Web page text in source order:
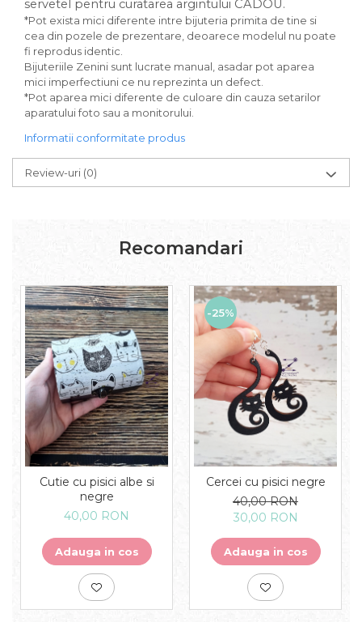
servetel pentru curatarea argintului CADOU.
*Pot exista mici diferente intre bijuteria primita de tine si
cea din pozele de prezentare, deoarece modelul nu poate
fi reprodus identic.
Bijuteriile Zenini sunt lucrate manual, asadar pot aparea
mici imperfectiuni ce nu reprezinta un defect.
*Pot aparea mici diferente de culoare din cauza setarilor
aparatului foto sau a monitorului.
Informatii conformitate produs
Review-uri (0)
Recomandari
Cutie cu pisici albe si
negre
40,00 RON
Adauga in cos
-25%
Cercei cu pisici negre
40,00 RON
30,00 RON
Adauga in cos